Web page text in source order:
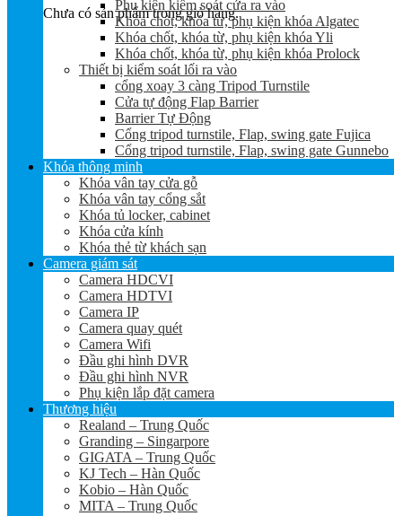
Chưa có sản phẩm trong giỏ hàng.
Phụ kiện kiểm soát cửa ra vào
Khóa chốt, khóa từ, phụ kiện khóa Algatec
Khóa chốt, khóa từ, phụ kiện khóa Yli
Khóa chốt, khóa từ, phụ kiện khóa Prolock
Thiết bị kiểm soát lối ra vào
cổng xoay 3 càng Tripod Turnstile
Cửa tự động Flap Barrier
Barrier Tự Động
Cổng tripod turnstile, Flap, swing gate Fujica
Cổng tripod turnstile, Flap, swing gate Gunnebo
Khóa thông minh
Khóa vân tay cửa gỗ
Khóa vân tay cổng sắt
Khóa tủ locker, cabinet
Khóa cửa kính
Khóa thẻ từ khách sạn
Camera giám sát
Camera HDCVI
Camera HDTVI
Camera IP
Camera quay quét
Camera Wifi
Đầu ghi hình DVR
Đầu ghi hình NVR
Phụ kiện lắp đặt camera
Thương hiệu
Realand – Trung Quốc
Granding – Singarpore
GIGATA – Trung Quốc
KJ Tech – Hàn Quốc
Kobio – Hàn Quốc
MITA – Trung Quốc